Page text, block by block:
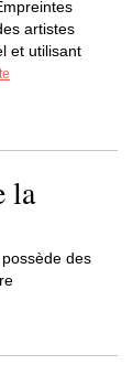
artistes
et utilisant
la
des